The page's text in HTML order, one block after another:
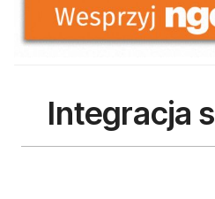
Integracja